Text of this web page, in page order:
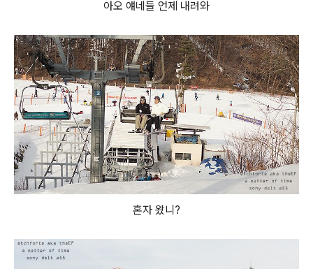
아오 얘네들 언제 내려와
혼자 왔니?